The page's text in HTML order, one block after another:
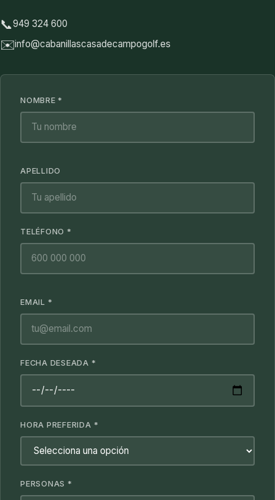
📞949 324 600
✉️info@cabanillascasadecampogolf.es
NOMBRE *
APELLIDO
TELÉFONO *
EMAIL *
FECHA DESEADA *
HORA PREFERIDA *
PERSONAS *